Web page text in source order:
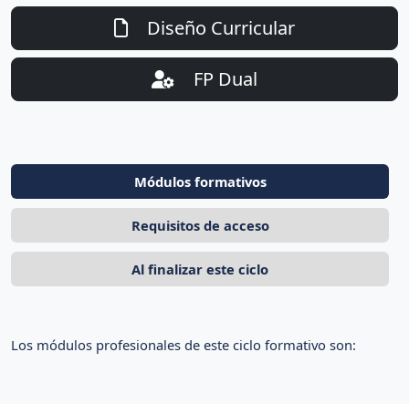
Diseño Curricular
FP Dual
Módulos formativos
Requisitos de acceso
Al finalizar este ciclo
Los módulos profesionales de este ciclo formativo son: